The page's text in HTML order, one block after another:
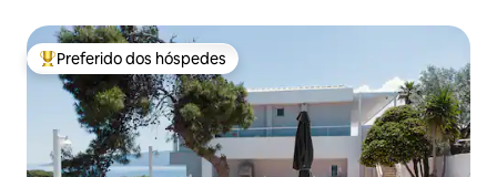
Entre os melhores preferidos dos hóspedes
Preferido dos hóspedes